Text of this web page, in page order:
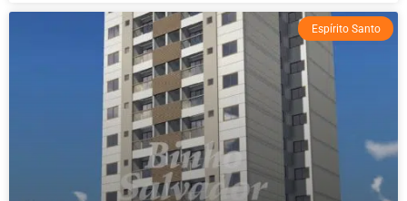
Espírito Santo